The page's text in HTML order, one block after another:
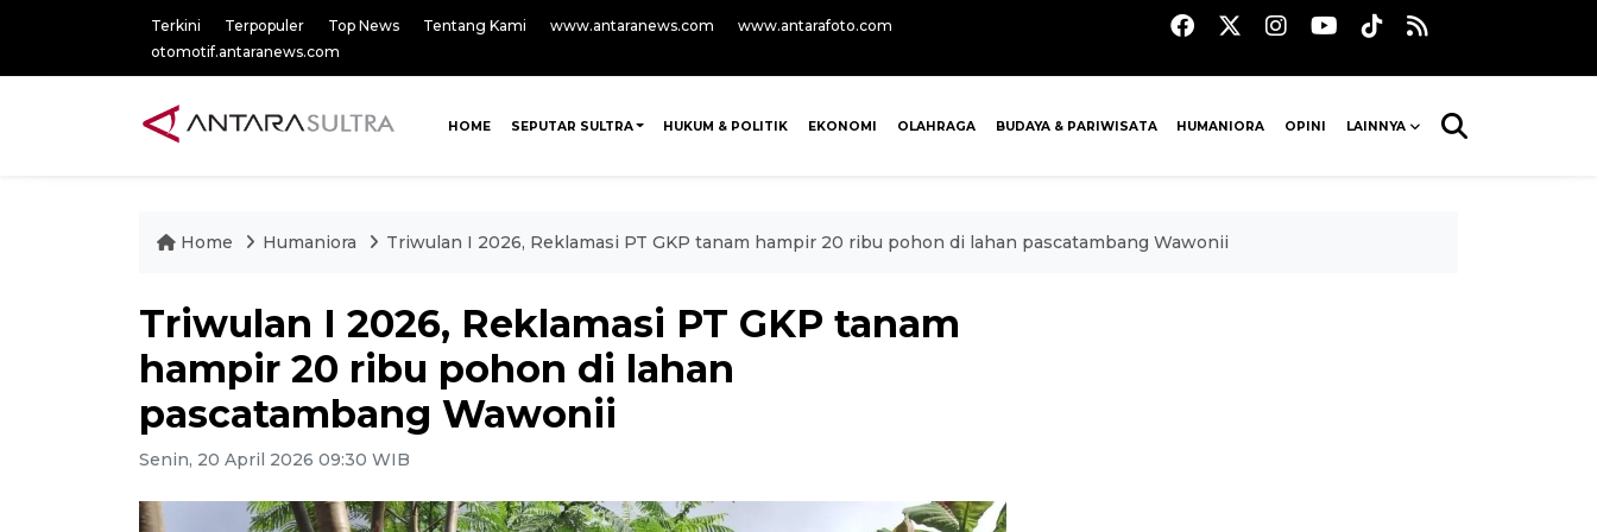
Terkini Terpopuler Top News Tentang Kami www.antaranews.com
www.antarafoto.com
otomotif.antaranews.com
HOME SEPUTAR SULTRA HUKUM & POLITIK EKONOMI OLAHRAGA BUDAYA & PARIWISATA HUMANIORA OPINI LAINNYA
Home Humaniora Triwulan I 2026, Reklamasi PT GKP tanam hampir 20 ribu pohon di lahan pascatambang Wawonii
Triwulan I 2026, Reklamasi PT GKP tanam
hampir 20 ribu pohon di lahan
pascatambang Wawonii
Senin, 20 April 2026 09:30 WIB